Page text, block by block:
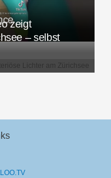
zeigt
– selbst